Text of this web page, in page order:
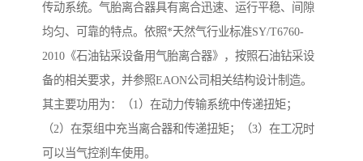
传动系统。气胎离合器具有离合迅速、运行平稳、间隙
均匀、可靠的特点。依照*天然气行业标准SY/T6760-
2010《石油钻采设备用气胎离合器》，按照石油钻采设
备的相关要求，并参照EAON公司相关结构设计制造。
其主要功用为：（1）在动力传输系统中传递扭矩；
（2）在泵组中充当离合器和传递扭矩；（3）在工况时
可以当气控刹车使用。